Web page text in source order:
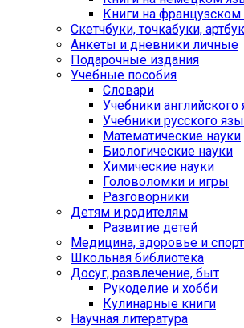
Книги на
Cкетчбуки, точкабуки,
Анкеты и дневники личные
Подарочные издания
Учебные пособия
Словари
Учебники английского
Учебники русского
Математические науки
Биологические науки
Химические науки
Головоломки и игры
Разговорники
Детям и родителям
Развитие детей
Медицина, здоровье и спорт
Школьная библиотека
Досуг, развлечение, быт
Рукоделие и хобби
Кулинарные книги
Научная литература